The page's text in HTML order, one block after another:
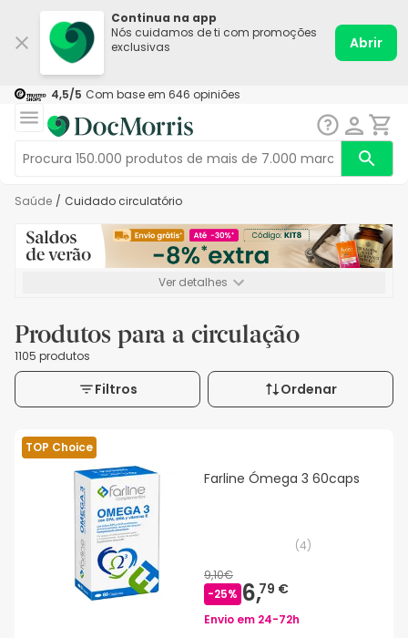
Continua na app
Nós cuidamos de ti com promoções
exclusivas
Abrir
4,5/5 Com base em 646 opiniões
Saúde / Cuidado circulatório
Ver detalhes
Produtos para a circulação
1105 produtos
Filtros Ordenar
TOP Choice
Farline Ómega 3 60caps
(4)
9,10€
-25% 6,79 €
Envio em 24-72h